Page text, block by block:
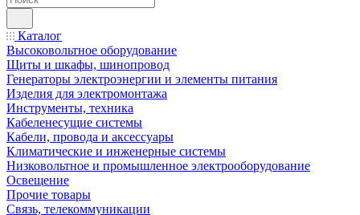
Каталог
Высоковольтное оборудование
Щиты и шкафы, шинопровод
Генераторы электроэнергии и элементы питания
Изделия для электромонтажа
Инструменты, техника
Кабеленесущие системы
Кабели, провода и аксессуары
Климатические и инженерные системы
Низковольтное и промышленное электрооборудование
Освещение
Прочие товары
Связь, телекоммуникации